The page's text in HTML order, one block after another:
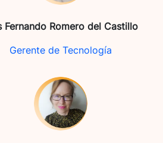
Fernando Romero del Castillo
Gerente de Tecnología